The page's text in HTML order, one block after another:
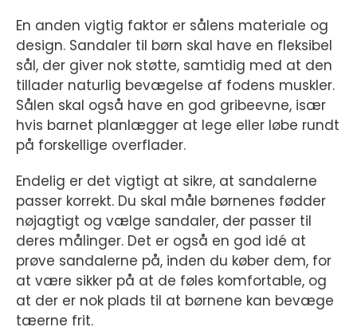
En anden vigtig faktor er sålens materiale og
design. Sandaler til børn skal have en fleksibel
sål, der giver nok støtte, samtidig med at den
tillader naturlig bevægelse af fodens muskler.
Sålen skal også have en god gribeevne, især
hvis barnet planlægger at lege eller løbe rundt
på forskellige overflader.
Endelig er det vigtigt at sikre, at sandalerne
passer korrekt. Du skal måle børnenes fødder
nøjagtigt og vælge sandaler, der passer til
deres målinger. Det er også en god idé at
prøve sandalerne på, inden du køber dem, for
at være sikker på at de føles komfortable, og
at der er nok plads til at børnene kan bevæge
tæerne frit.